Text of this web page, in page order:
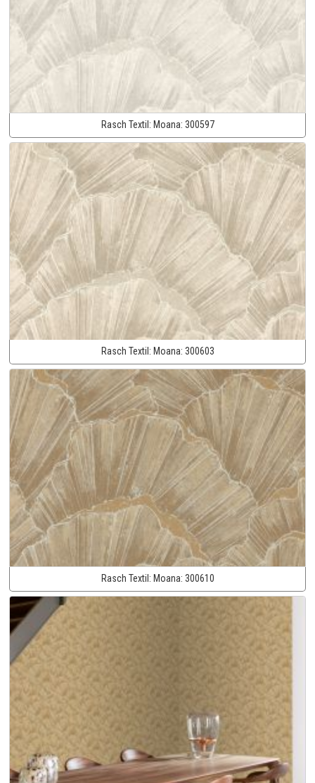
Rasch Textil: Moana: 300597
Rasch Textil: Moana: 300603
Rasch Textil: Moana: 300610